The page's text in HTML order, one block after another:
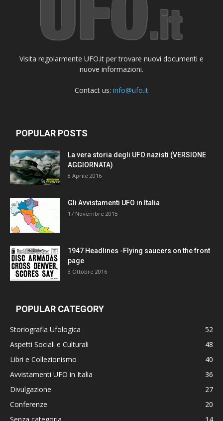
Visita regolarmente UFO.it per trovare nuovi documenti e
nuove informazioni.
Contact us: info@ufo.it
POPULAR POSTS
La vera storia degli UFO nazisti (VERSIONE
AGGIORNATA)
8 Aprile 2016
Gli Avvistamenti UFO in Italia
17 Novembre 2015
1947 Headlines -Flying saucers on the front
page
3 Ottobre 2016
POPULAR CATEGORY
Storiografia Ufologica
52
Aspetti Sociali e Culturali
48
Libri e Collezionismo
40
Avvistamenti UFO in Italia
36
Divulgazione
27
Conferenze
20
Senza categoria
14